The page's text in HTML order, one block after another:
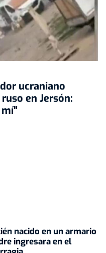
ucraniano
en Jersón:
mí"
nacido en un armario
ingresara en el